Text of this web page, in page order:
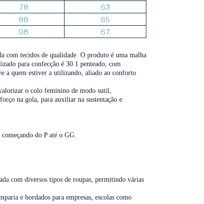
78
63
88
65
98 67
com tecidos de qualidade. O produto é uma malha
para confecção é 30.1 penteado, com
a quem estiver a utilizando, aliado ao conforto
o colo feminino de modo sutil,
na gola, para auxiliar na sustentação e
do P até o GG.
com diversos tipos de roupas, permitindo várias
e bordados para empresas, escolas como